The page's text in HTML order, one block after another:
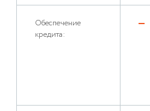
Обеспечение
кредита: